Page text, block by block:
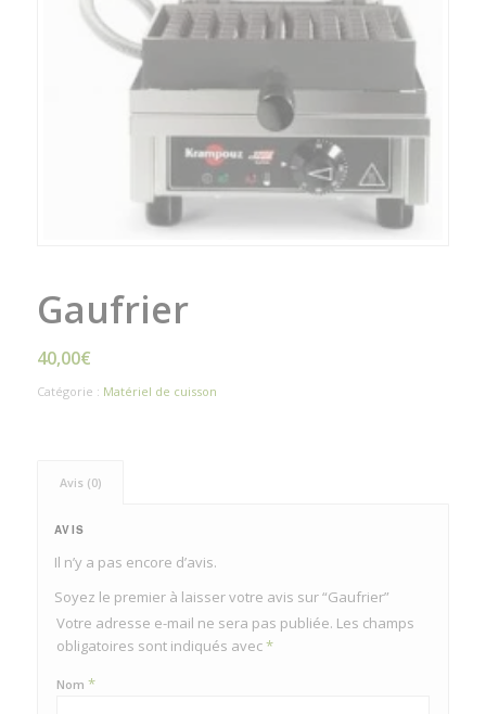
Gaufrier
40,00€
Catégorie : Matériel de cuisson
Avis (0)
AVIS
Il n’y a pas encore d’avis.
Soyez le premier à laisser votre avis sur “Gaufrier”
Votre adresse e-mail ne sera pas publiée. Les champs
obligatoires sont indiqués avec*
Nom *